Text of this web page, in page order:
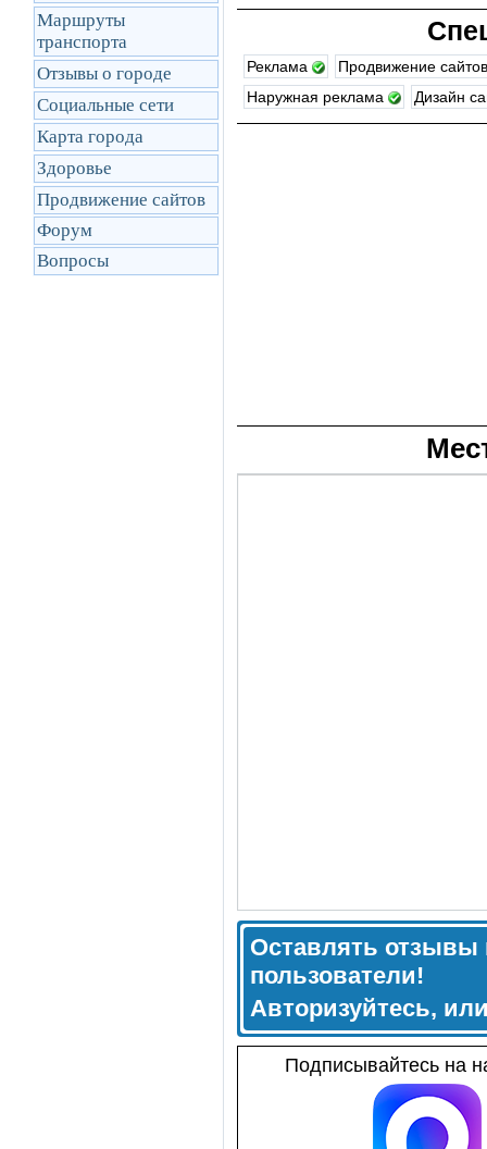
Маршруты
транcпорта
Отзывы о городе
Социальные сети
Карта города
Здоровье
Продвижение сайтов
Форум
Вопросы
Реклама
Продвижение
Наружная реклама
Дизайн
Оставлять отзывы
пользователи!
Авторизуйтесь,
Подписывайтесь на